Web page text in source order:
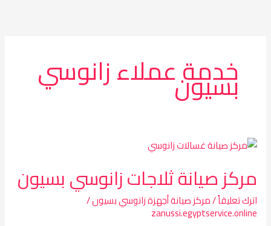
خدمة عملاء زانوسي
بسيون
مركز صيانة ثلاجات زانوسي بسيون
اترك تعليقاً/مركز صيانة أجهزة زانوسي بسيون/
zanussi.egyptservice.online
مركز
ثلاجات
زانوسي
بسيون